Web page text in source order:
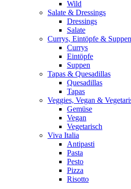
Wild
Salate & Dressings
Dressings
Salate
Currys, Eintöpfe & Suppen
Currys
Eintöpfe
Suppen
Tapas & Quesadillas
Quesadillas
Tapas
Veggies, Vegan &
Gemüse
Vegan
Vegetarisch
Viva Italia
Antipasti
Pasta
Pesto
Pizza
Risotto